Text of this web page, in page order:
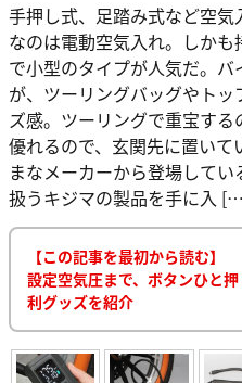
手押し式、足踏み式など空
なのは電動空気入れ。しか
で小型のタイプが人気だ。
が、ツーリングバッグやト
ズ感。ツーリングで重宝す
優れるので、玄関先に置い
まなメーカーから登場して
扱うキジマの製品を手に入
【この記事を最初から読む】
設定空気圧まで、ボタンひと
利グッズを紹介